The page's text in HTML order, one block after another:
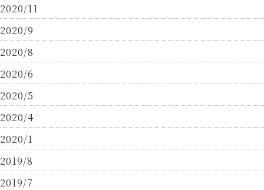
2020/11
2020/9
2020/8
2020/6
2020/5
2020/4
2020/1
2019/8
2019/7